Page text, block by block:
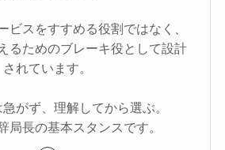
ビスをすすめる役割ではなく、
るためのブレーキ役として設計
されています。
がず、理解してから選ぶ。
局長の基本スタンスです。